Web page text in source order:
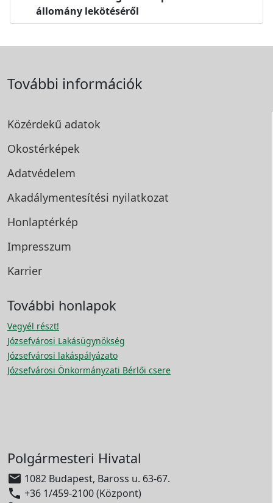
állomány lekötéséről
További információk
Közérdekű adatok
Okostérképek
Adatvédelem
Akadálymentesítési nyilatkozat
Honlaptérkép
Impresszum
Karrier
További honlapok
Vegyél részt!
Józsefvárosi Lakásügynökség
Józsefvárosi lakáspályázato
Józsefvárosi Önkormányzati Bérlői csere
Polgármesteri Hivatal
 1082 Budapest, Baross u. 63-67.
 +36 1/459-2100 (Központ)